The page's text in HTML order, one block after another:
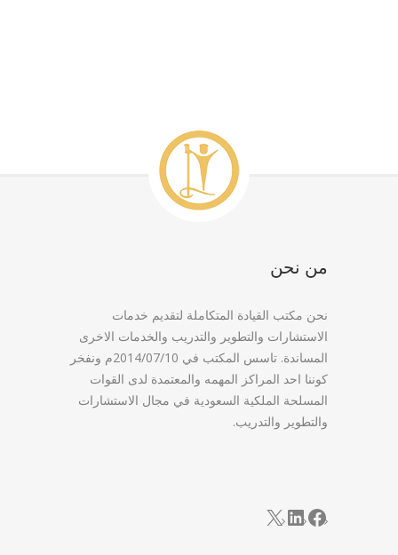
من نحن
نحن مكتب القيادة المتكاملة لتقديم خدمات
الاستشارات والتطوير والتدريب والخدمات الاخرى
المساندة. تاسس المكتب في 2014/07/10م ونفخر
كوننا احد المراكز المهمه والمعتمدة لدى القوات
المسلحة الملكية السعودية في مجال الاستشارات
والتطوير والتدريب.
Facebook
LinkedIn
X